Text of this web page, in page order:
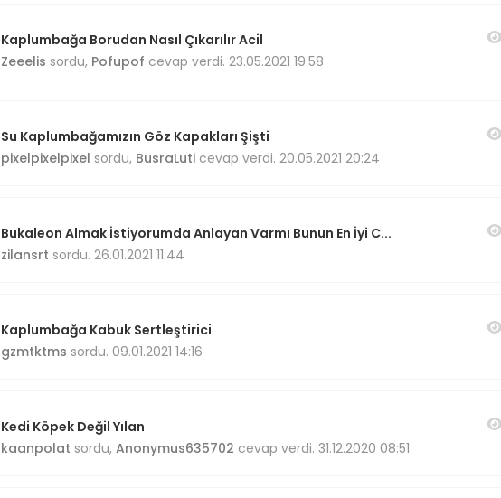
Kaplumbağa Borudan Nasıl Çıkarılır Acil
Zeeelis sordu, Pofupof cevap verdi. 23.05.2021 19:58
Su Kaplumbağamızın Göz Kapakları Şişti
pixelpixelpixel sordu, BusraLuticevap verdi. 20.05.2021 20:24
Bukaleon Almak İstiyorumda Anlayan Varmı Bunun En İyi C...
zilansrt sordu. 26.01.2021 11:44
Kaplumbağa Kabuk Sertleştirici
gzmtktms sordu. 09.01.2021 14:16
Kedi Köpek Değil Yılan
kaanpolat sordu, Anonymus635702 cevap verdi. 31.12.2020 08:51